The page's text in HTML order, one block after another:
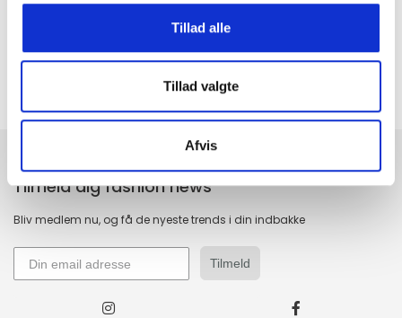
Tillad alle
Tillad valgte
Afvis
HURTIG LEVERING 1-3 HVERDAGE
Ved bestilling inden kl. 16.00
KUNDESERVICE & SUPPORT
14 DAGES fortrydelsesret
100% returret
Tilmeld dig fashion news
Bliv medlem nu, og få de nyeste trends i din indbakke
Tilmeld